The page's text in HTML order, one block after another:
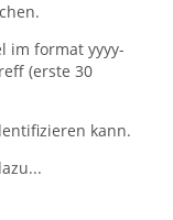
im format yyyy-
(erste 30
kann.